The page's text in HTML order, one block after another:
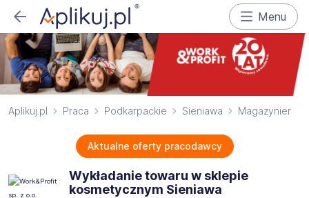
Menu
Aplikuj.pl Praca Podkarpackie Sieniawa Magazynier
Aktualne oferty pracodawcy
Wykładanie towaru w sklepie
kosmetycznym Sieniawa